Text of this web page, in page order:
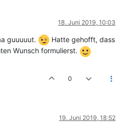
18. Juni 2019, 10:03
guuuuut.
Hatte gehofft, dass
Wunsch formulierst.
0
19. Juni 2019, 18:52